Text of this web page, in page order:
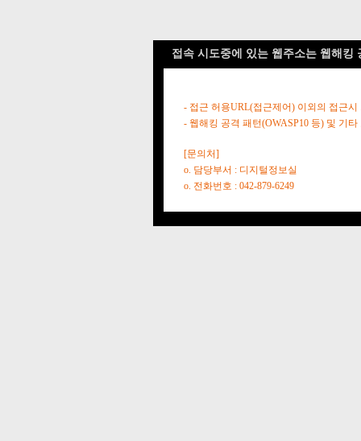
접속 시도중에 있는 웹주소는 웹해킹
- 접근 허용URL(접근제어) 이외의 접근시
- 웹해킹 공격 패턴(OWASP10 등) 및 기
[문의처]
o. 담당부서 : 디지털정보실
o. 전화번호 : 042-879-6249